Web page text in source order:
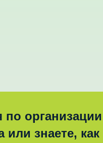
организации
или знаете, как